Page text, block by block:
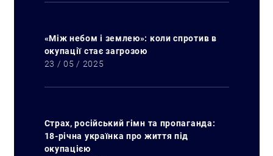
«Між небом і землею»: коли спротив в
окупації стає загрозою
23 / 05 / 2025
Страх, російський гімн та пропаганда:
18-річна українка про життя під
окупацією